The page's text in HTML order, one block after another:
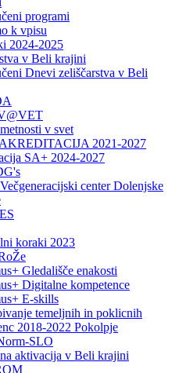
programi
k vpisu
2024-2025
v Beli krajini
Dnevi zeliščarstva v Beli
v svet
2021-2027
SA+ 2024-2027
center Dolenjske
koraki 2023
Gledališče enakosti
Digitalne kompetence
E-skills
temeljnih in poklicnih
2018-2022 Pokolpje
SLO
aktivacija v Beli krajini